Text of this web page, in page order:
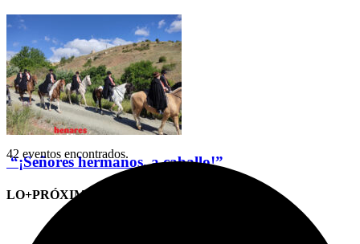
“¡Señores hermanos, a caballo!”
LO+PRÓXIMO (CITAS)
42 eventos encontrados.